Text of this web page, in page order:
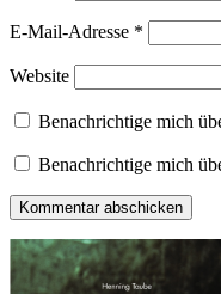
E-Mail-Adresse *
Website
Benachrichtige mich
Benachrichtige mich